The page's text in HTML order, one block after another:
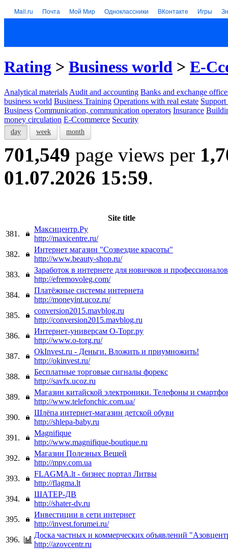
Mail.ru Почта Мой Мир Одноклассники ВКонтакте Игры
Rating > Business world > E-
Analytical materials Audit and accounting Banks and exchange
business world Business Training Operations with real estate Support
Business Communication, communication operators Insurance
money circulation E-Ccommerce Security
day week month
701,549 page views per
01.07.2026 15:59.
Site title
381.
Максицентр.Ру
http://maxicentre.ru/
382.
Интернет магазин "Созвездие красоты"
http://www.beauty-shop.ru/
383.
Заработок в интернете для новичков и профессионалов
http://efremovoleg.com/
384.
Платёжные системы интернета
http://moneyint.ucoz.ru/
385.
conversion2015.mavblog.ru
http://conversion2015.mavblog.ru
386.
Интернет-универсам О-Торг.ру
http://www.o-torg.ru/
387.
OkInvest.ru - Деньги. Вложить и приумножить!
http://okinvest.ru/
388.
Бесплатные торговые сигналы форекс
http://savfx.ucoz.ru
389.
Магазин китайской электроники. Телефоны и
http://www.telefonchic.com.ua/
390.
Шлёпа интернет-магазин детской обуви
http://shlepa-baby.ru
391.
Magnifique
http://www.magnifique-boutique.ru
392.
Магазин Полезных Вещей
http://mpv.com.ua
393.
FLAGMA.lt - бизнес портал Литвы
http://flagma.lt
394.
ШАТЕР-ДВ
http://shater-dv.ru
395.
Инвестиции в сети интернет
http://invest.forumei.ru/
396.
Доска частных и коммерческих объявлений
http://azovcentr.ru